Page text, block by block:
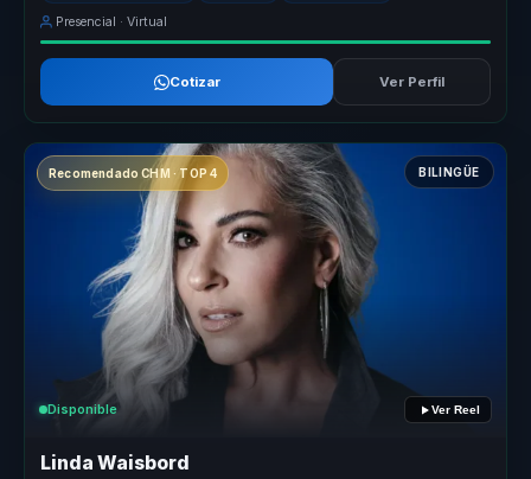
Presencial · Virtual
Cotizar Ver Perfil
Recomendado CHM · TOP 4 BILINGÜE
Disponible Ver Reel
Linda Waisbord